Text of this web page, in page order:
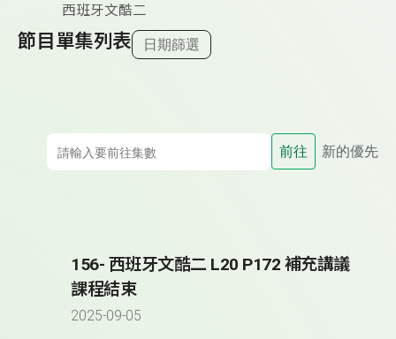
西班牙文酷二
節目單集列表 日期篩選
前往 新的優先
156- 西班牙文酷二 L20 P172 補充講議
課程結束
2025-09-05